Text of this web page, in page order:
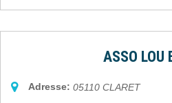
ASSO LOU
Adresse: 05110 CLARET